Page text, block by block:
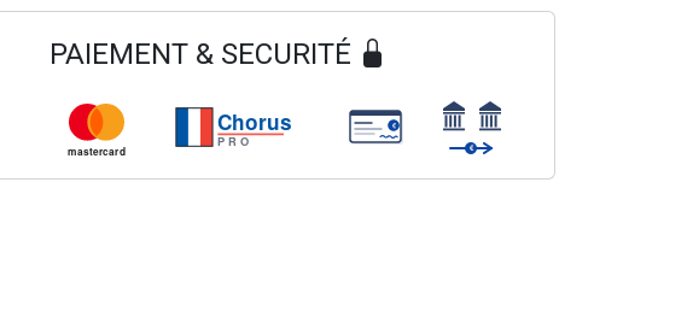
PAIEMENT & SECURITÉ
mastercard
Chorus
PRO
€
€